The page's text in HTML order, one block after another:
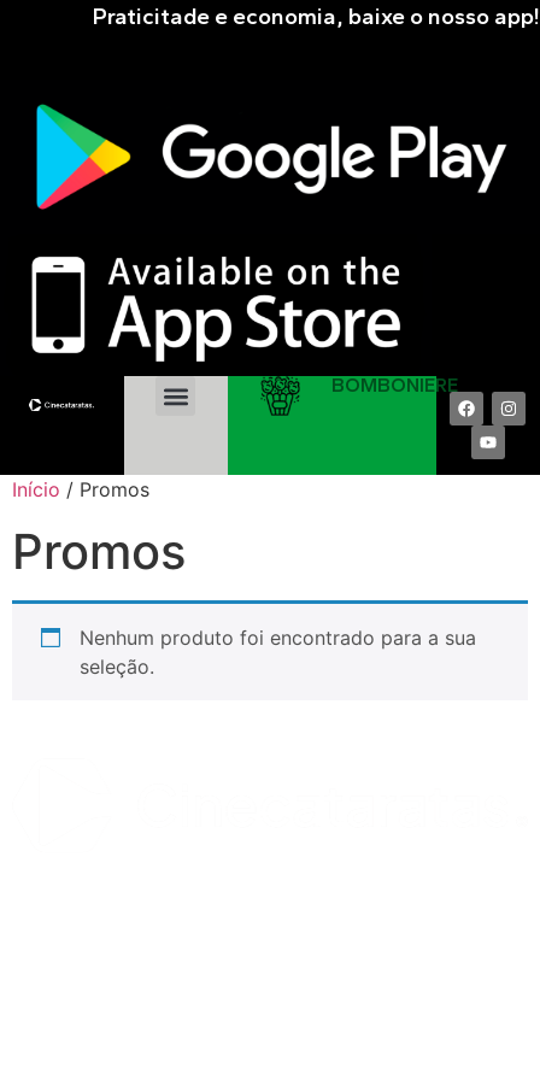
Praticitade e economia, baixe o nosso app!
BOMBONIERE
Início / Promos
Promos
Nenhum produto foi encontrado para a sua
seleção.